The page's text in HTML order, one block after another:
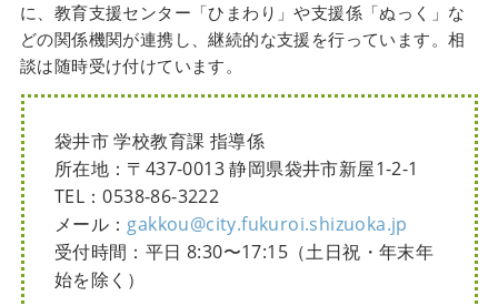
に、教育支援センター「ひまわり」や支援係「ぬっく」な
どの関係機関が連携し、継続的な支援を行っています。相
談は随時受け付けています。
袋井市 学校教育課 指導係
所在地：〒437-0013 静岡県袋井市新屋1-2-1
TEL：0538-86-3222
メール： gakkou@city.fukuroi.shizuoka.jp
受付時間：平日 8:30〜17:15（土日祝・年末年
始を除く）